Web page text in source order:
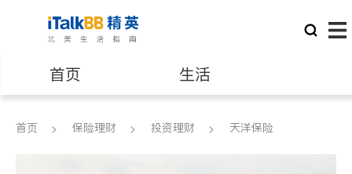
首页 生活
医生 律师
首页 保险理财 投资理财 天洋保险